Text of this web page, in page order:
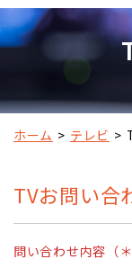
ホーム テレビ
TVお問い合
問い合わせ内容（＊